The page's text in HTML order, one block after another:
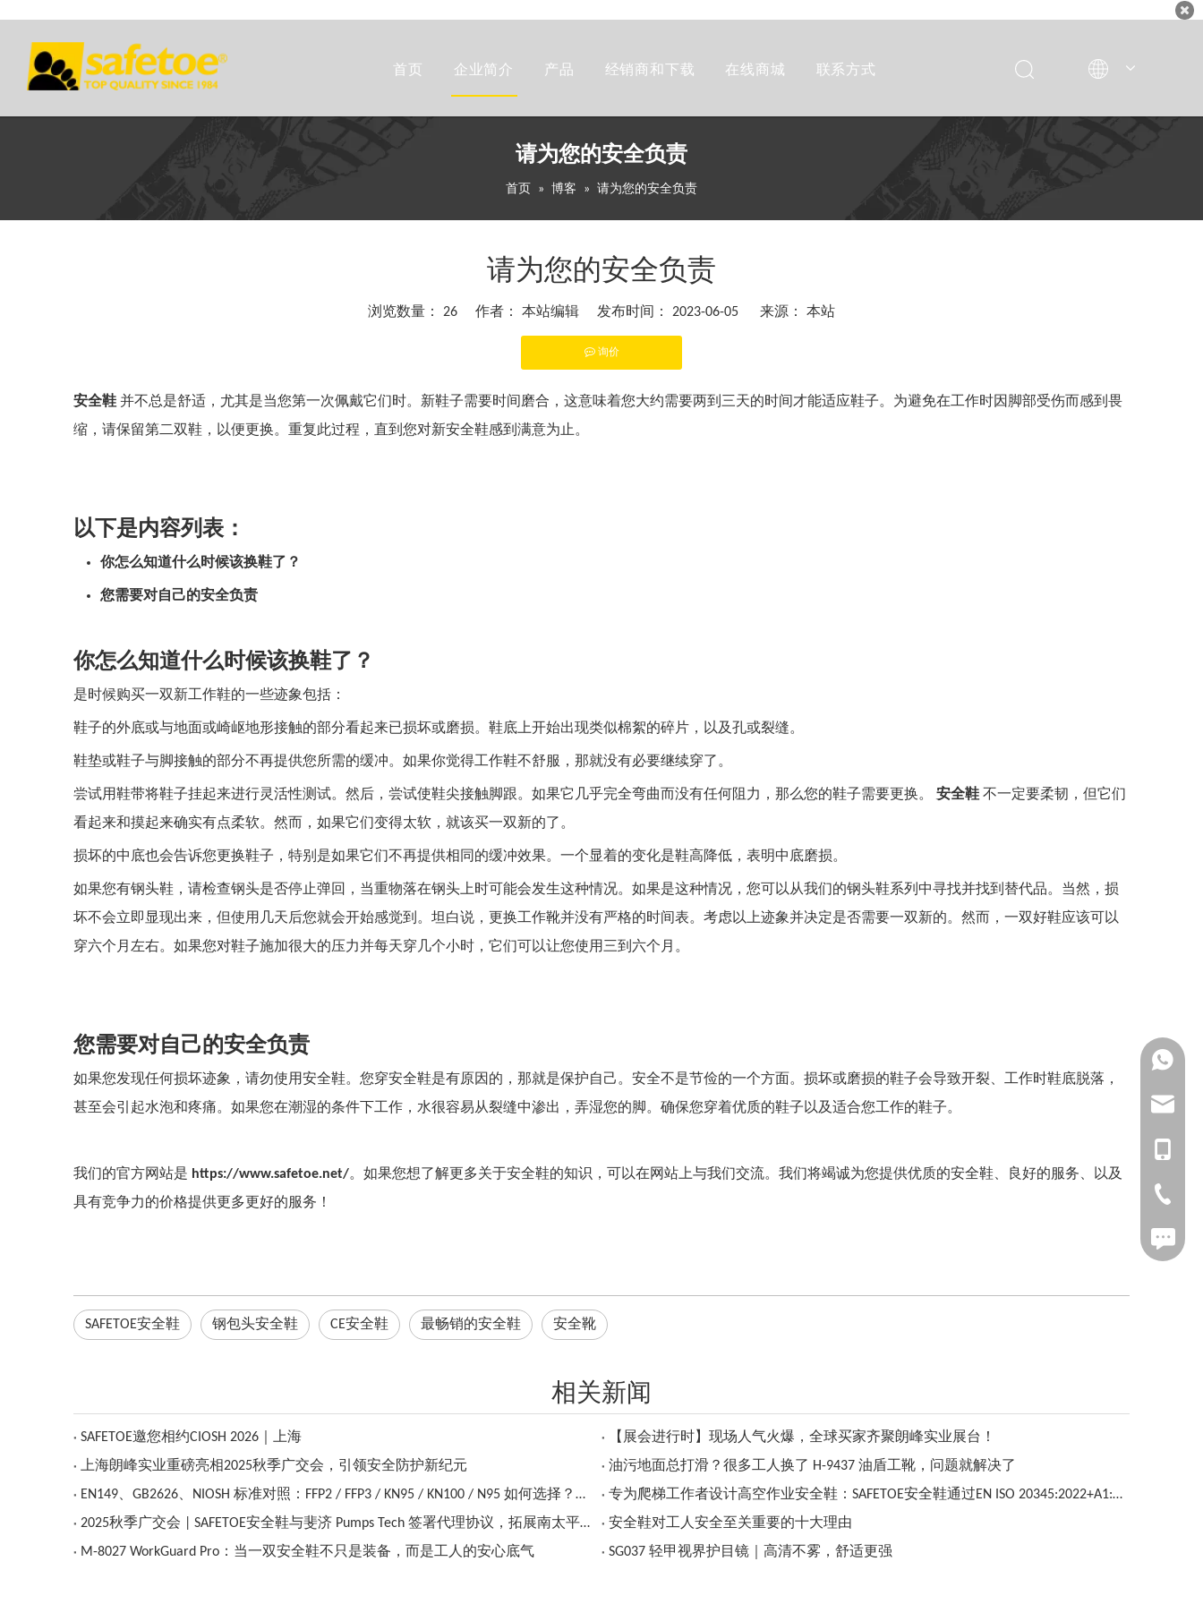
首页 企业简介 产品 经销商和下载 在线商城 联系方式
Deutsch
请为您的安全负责
首页 » 博客 » 请为您的安全负责
请为您的安全负责
浏览数量： 26 作者： 本站编辑 发布时间： 2023-06-05 来源： 本站
询价
["facebook","twitter","line","wechat","linkedin","pinterest","whatsapp"]
安全鞋 并不总是舒适，尤其是当您第一次佩戴它们时。新鞋子需要时间磨合，这意味着您大约需要两到三天的时间才能适应鞋子。为避免在工作时因脚部受伤而感到畏
缩，请保留第二双鞋，以便更换。重复此过程，直到您对新安全鞋感到满意为止。
以下是内容列表：
你怎么知道什么时候该换鞋了？
您需要对自己的安全负责
你怎么知道什么时候该换鞋了？
是时候购买一双新工作鞋的一些迹象包括：
鞋子的外底或与地面或崎岖地形接触的部分看起来已损坏或磨损。鞋底上开始出现类似棉絮的碎片，以及孔或裂缝。
鞋垫或鞋子与脚接触的部分不再提供您所需的缓冲。如果你觉得工作鞋不舒服，那就没有必要继续穿了。
尝试用鞋带将鞋子挂起来进行灵活性测试。然后，尝试使鞋尖接触脚跟。如果它几乎完全弯曲而没有任何阻力，那么您的鞋子需要更换。 安全鞋 不一定要柔韧，但它们
看起来和摸起来确实有点柔软。然而，如果它们变得太软，就该买一双新的了。
损坏的中底也会告诉您更换鞋子，特别是如果它们不再提供相同的缓冲效果。一个显着的变化是鞋高降低，表明中底磨损。
如果您有钢头鞋，请检查钢头是否停止弹回，当重物落在钢头上时可能会发生这种情况。如果是这种情况，您可以从我们的钢头鞋系列中寻找并找到替代品。当然，损
坏不会立即显现出来，但使用几天后您就会开始感觉到。坦白说，更换工作靴并没有严格的时间表。考虑以上迹象并决定是否需要一双新的。然而，一双好鞋应该可以
穿六个月左右。如果您对鞋子施加很大的压力并每天穿几个小时，它们可以让您使用三到六个月。
您需要对自己的安全负责
如果您发现任何损坏迹象，请勿使用安全鞋。您穿安全鞋是有原因的，那就是保护自己。安全不是节俭的一个方面。损坏或磨损的鞋子会导致开裂、工作时鞋底脱落，
甚至会引起水泡和疼痛。如果您在潮湿的条件下工作，水很容易从裂缝中渗出，弄湿您的脚。确保您穿着优质的鞋子以及适合您工作的鞋子。
我们的官方网站是 https://www.safetoe.net/。如果您想了解更多关于安全鞋的知识，可以在网站上与我们交流。我们将竭诚为您提供优质的安全鞋、良好的服务、以及
具有竞争力的价格提供更多更好的服务！
SAFETOE安全鞋 钢包头安全鞋 CE安全鞋 最畅销的安全鞋 安全靴
相关新闻
SAFETOE邀您相约CIOSH 2026｜上海
【展会进行时】现场人气火爆，全球买家齐聚朗峰实业展台！
上海朗峰实业重磅亮相2025秋季广交会，引领安全防护新纪元
油污地面总打滑？很多工人换了 H-9437 油盾工靴，问题就解决了
EN149、GB2626、NIOSH 标准对照：FFP2 / FFP3 / KN95 / KN100 / N95 如何选择？（工业呼吸防护选型指南）
专为爬梯工作者设计高空作业安全鞋：SAFETOE安全鞋通过EN ISO 20345:2022+A1:2024 LG认证
2025秋季广交会 | SAFETOE安全鞋与斐济 Pumps Tech 签署代理协议，拓展南太平洋市场
安全鞋对工人安全至关重要的十大理由
M-8027 WorkGuard Pro：当一双安全鞋不只是装备，而是工人的安心底气
SG037 轻甲视界护目镜｜高清不雾，舒适更强
021-
传真：